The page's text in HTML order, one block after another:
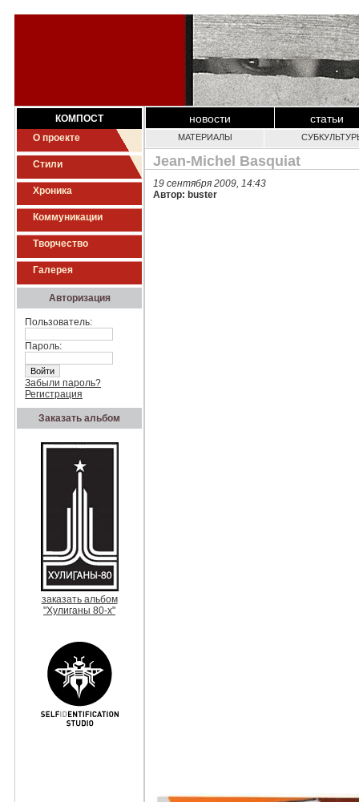
КОМПОСТ
О проекте
Стили
Хроника
Коммуникации
Творчество
Галерея
Авторизация
Пользователь:
Пароль:
Забыли пароль?
Регистрация
Заказать альбом
заказать альбом
"Хулиганы 80-х"
новости статьи
МАТЕРИАЛЫ
Jean-Michel Basquiat
19 сентября 2009, 14:43
Автор: buster